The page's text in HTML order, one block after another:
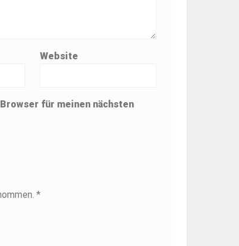
Website
für meinen nächsten
*